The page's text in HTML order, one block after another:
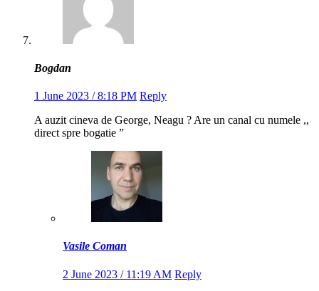
Bogdan
1 June 2023 / 8:18 PM Reply
A auzit cineva de George, Neagu ? Are un canal cu numele ,,
direct spre bogatie ”
Vasile Coman
2 June 2023 / 11:19 AM Reply